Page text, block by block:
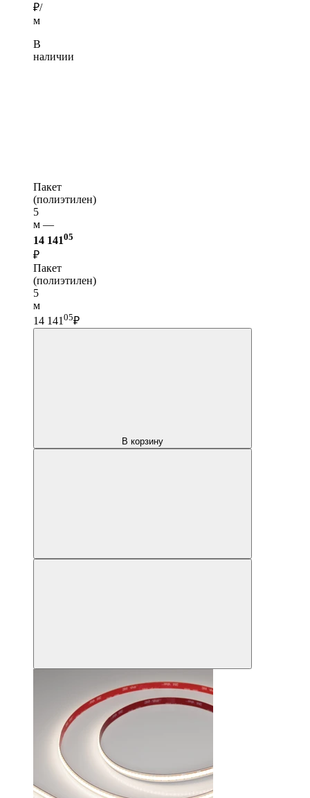
₽/
м
В
наличии
Пакет
(полиэтилен)
5
м —
14 14105
₽
Пакет
(полиэтилен)
5
м
14 141 05₽
В корзину